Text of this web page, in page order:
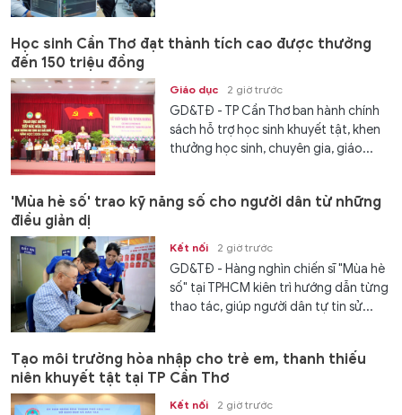
Học sinh Cần Thơ đạt thành tích cao được thưởng
đến 150 triệu đồng
Giáo dục 2 giờ trước
GD&TĐ - TP Cần Thơ ban hành chính
sách hỗ trợ học sinh khuyết tật, khen
thưởng học sinh, chuyên gia, giáo...
'Mùa hè số' trao kỹ năng số cho người dân từ những
điều giản dị
Kết nối 2 giờ trước
GD&TĐ - Hàng nghìn chiến sĩ "Mùa hè
số" tại TPHCM kiên trì hướng dẫn từng
thao tác, giúp người dân tự tin sử...
Tạo môi trường hòa nhập cho trẻ em, thanh thiếu
niên khuyết tật tại TP Cần Thơ
Kết nối 2 giờ trước